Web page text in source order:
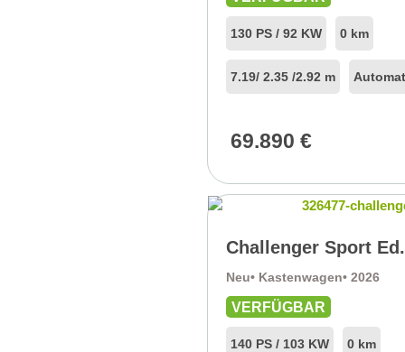
130 PS / 92 KW 0 km
7.19/ 2.35 /2.92 m
69.890 €
Challenger Sport
Neu• Kastenwagen• 2026
VERFÜGBAR
140 PS / 103 KW 0 km